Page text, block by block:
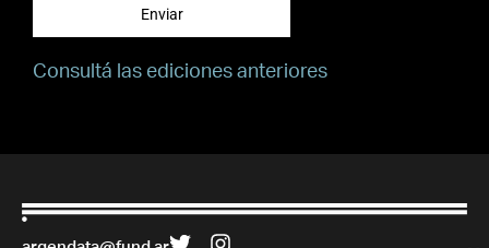
Enviar
Consultá las ediciones anteriores